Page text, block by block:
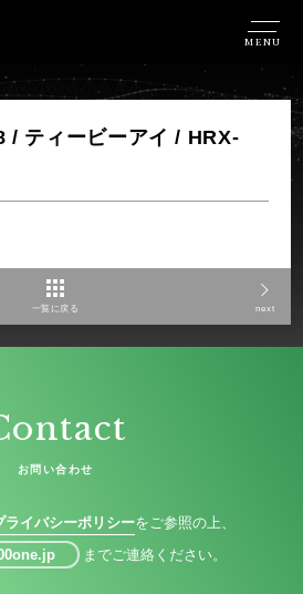
MENU
/ ティービーアイ / HRX-
一覧に戻る next
お問い合わせ
ライバシーポリシーをご参照の上、
までご連絡ください。